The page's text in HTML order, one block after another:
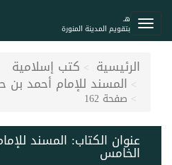
هـ
بتقويم المدينة المنورة
الرئيسية كتب إسلامية
المسند للإمام أحمد بن
صفحة 162
عنوان الكتاب: المسند
الخامس